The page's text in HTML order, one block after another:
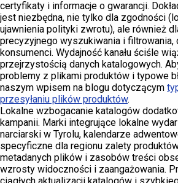
certyfikaty i informacje o gwarancji.
jest niezbędna, nie tylko dla zgodności
ujawnienia polityki zwrotu), ale również
precyzyjnego wyszukiwania i
konsumenci. Wydajność kanału ściśle
przejrzystością danych katalogowych.
problemy z plikami produktów i typowe
naszym wpisem na blogu dotyczącym
przesyłaniu plików produktów.
Lokalne wzbogacanie katalogów
kampanii. Marki integrujące lokalne
narciarski w Tyrolu, kalendarze
specyficzne dla regionu zalety
metadanych plików i zasobów treści
wzrosty widoczności i zaangażowania.